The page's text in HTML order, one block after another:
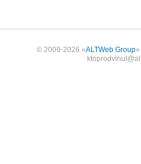
© 2009-2026 «ALTWeb Group»